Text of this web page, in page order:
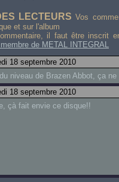
LECTEURS Vos
et sur l'album
il faut être inscrit
de METAL INTEGRAL
18 septembre 2010
niveau de Brazen Abbot, ça
18 septembre 2010
çà fait envie ce disque!!